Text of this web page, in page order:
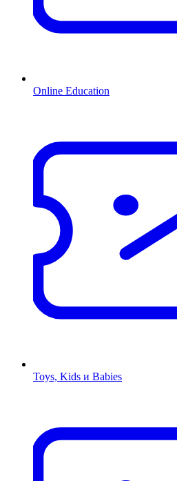
Online Education
Toys, Kids и Babies